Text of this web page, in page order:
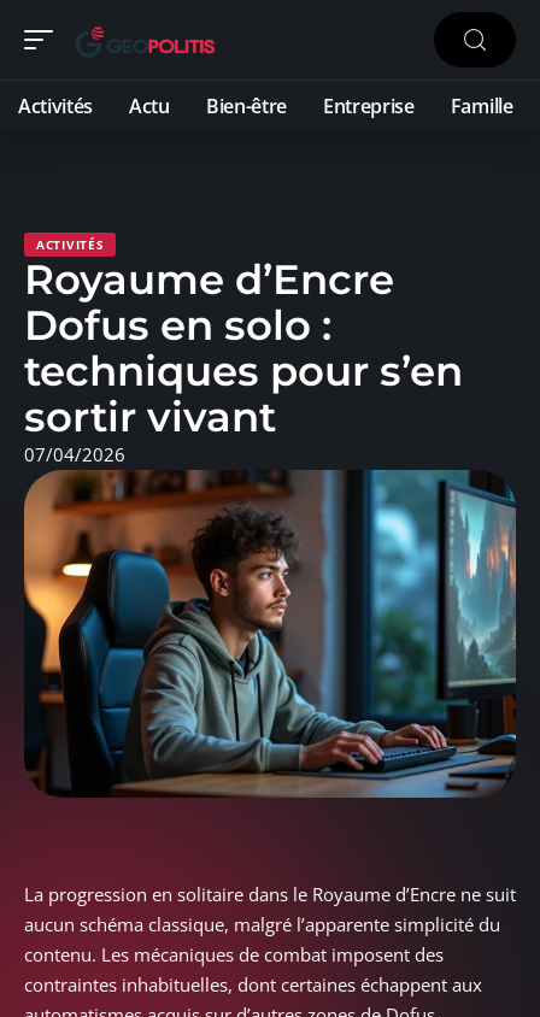
Activités Actu Bien-être Entreprise Famille
ACTIVITÉS
Royaume d’Encre
Dofus en solo :
techniques pour s’en
sortir vivant
07/04/2026
La progression en solitaire dans le Royaume d’Encre ne suit
aucun schéma classique, malgré l’apparente simplicité du
contenu. Les mécaniques de combat imposent des
contraintes inhabituelles, dont certaines échappent aux